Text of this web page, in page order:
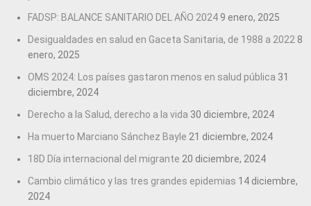
FADSP: BALANCE SANITARIO DEL AÑO 2024 9 enero, 2025
Desigualdades en salud en Gaceta Sanitaria, de 1988 a 2022 8
enero, 2025
OMS 2024: Los países gastaron menos en salud pública 31
diciembre, 2024
Derecho a la Salud, derecho a la vida 30 diciembre, 2024
Ha muerto Marciano Sánchez Bayle 21 diciembre, 2024
18D Día internacional del migrante 20 diciembre, 2024
Cambio climático y las tres grandes epidemias 14 diciembre,
2024